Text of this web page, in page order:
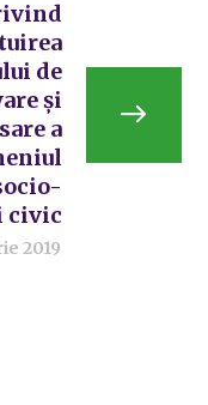
de
și
a
civic
2019